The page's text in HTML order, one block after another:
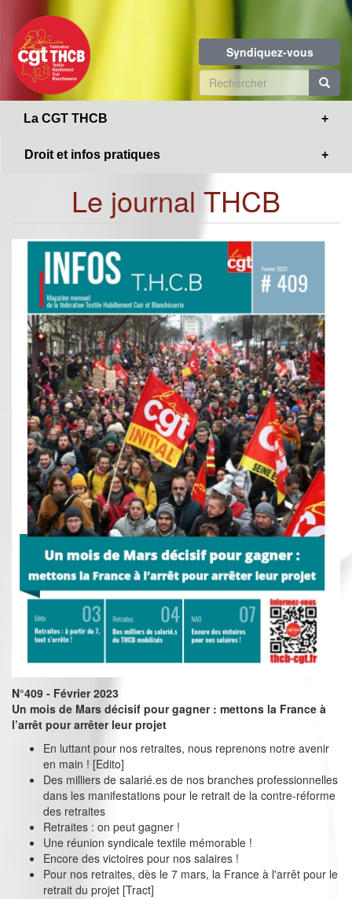
contenu
principal
Syndiquez-vous
Formulaire
de
La CGT THCB
Droit et infos pratiques
Le journal THCB
N°409 - Février 2023
Un mois de Mars décisif pour gagner : mettons la France à
l’arrêt pour arrêter leur projet
En luttant pour nos retraites, nous reprenons notre avenir
en main ! [Edito]
Des milliers de salarié.es de nos branches professionnelles
dans les manifestations pour le retrait de la contre-réforme
des retraites
Retraites : on peut gagner !
Une réunion syndicale textile mémorable !
Encore des victoires pour nos salaires !
Pour nos retraites, dès le 7 mars, la France à l'arrêt pour le
retrait du projet [Tract]